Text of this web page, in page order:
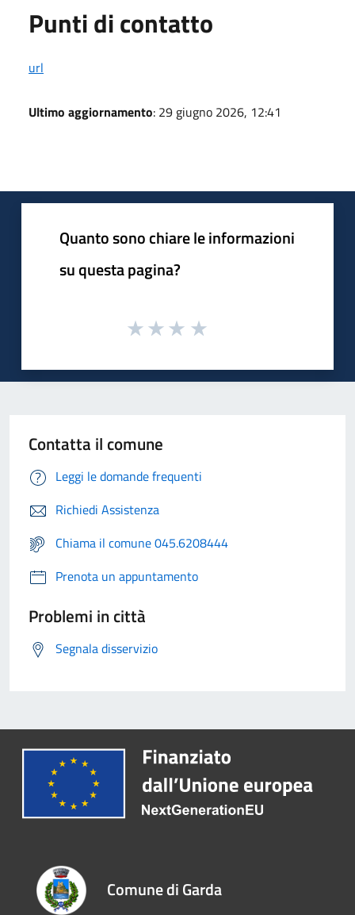
Punti di contatto
url
Ultimo aggiornamento: 29 giugno 2026, 12:41
Quanto sono chiare le informazioni
su questa pagina?
Contatta il comune
Leggi le domande frequenti
Richiedi Assistenza
Chiama il comune 045.6208444
Prenota un appuntamento
Problemi in città
Segnala disservizio
Comune di Garda